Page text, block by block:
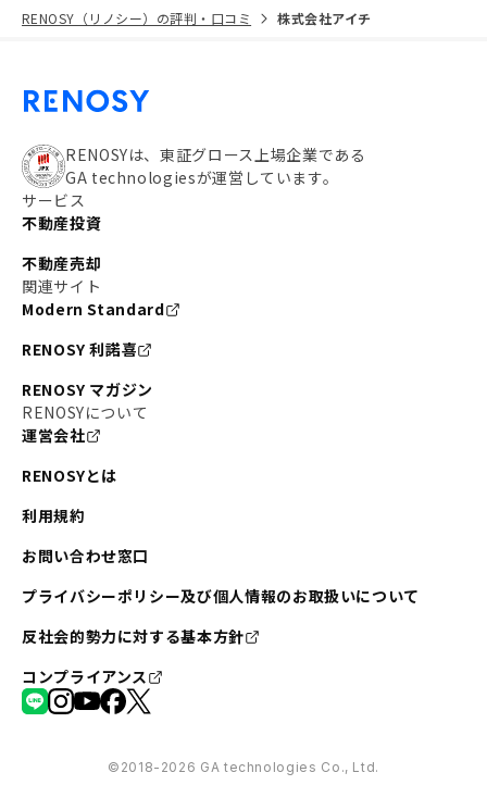
RENOSY（リノシー）の評判・口コミ
株式会社アイチ
RENOSYは、東証グロース上場企業である
GA technologiesが運営しています。
サービス
不動産投資
不動産売却
関連サイト
Modern Standard
RENOSY 利諾喜
RENOSY マガジン
RENOSYについて
運営会社
RENOSYとは
利用規約
お問い合わせ窓口
プライバシーポリシー及び個人情報のお取扱いについて
反社会的勢力に対する基本方針
コンプライアンス
©︎2018-2026 GA technologies Co., Ltd.